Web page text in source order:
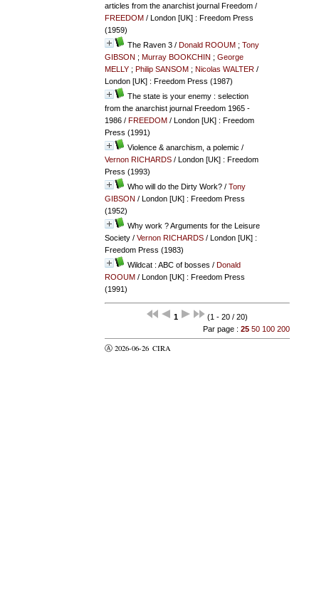
articles from the anarchist journal Freedom/
FREEDOM/ London [UK] : Freedom Press
(1959)
The Raven 3/ Donald ROOUM; Tony
GIBSON ; Murray BOOKCHIN ; George
MELLY; Philip SANSOM; Nicolas WALTER/
London [UK] : Freedom Press (1987)
The state is your enemy : selection
from the anarchist journal Freedom 1965 -
1986/ FREEDOM/ London [UK] : Freedom
Press (1991)
Violence & anarchism, a polemic /
Vernon RICHARDS/ London [UK] : Freedom
Press (1993)
Who will do the Dirty Work?/ Tony
GIBSON / London [UK] : Freedom Press
(1952)
Why work ? Arguments for the Leisure
Society/ Vernon RICHARDS/ London [UK] :
Freedom Press (1983)
Wildcat : ABC of bosses / Donald
ROOUM/ London [UK] : Freedom Press
(1991)
1
(1 - 20 / 20)
Par page : 25 50 100 200
Ⓐ 2026-06-26 CIRA